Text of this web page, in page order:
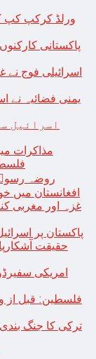
ورلڈ کرکپ کپ
پاکستانی
اسرائیلی فوج نے
یمنی فضائیہ نے
اسرائیل
مذاکرات
روضہ رسولؐ
افغانستان میں
غزہ اور مغربی
پاکستان پر
حقیقت
امریکی
فلسطین: قبل از
ترکی کا جنگ